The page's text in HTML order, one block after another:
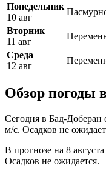
Понедельник
10 авг
Вторник
11 авг
Среда
12 авг
Обзор погоды
Сегодня в Бад-Доберан
м/с. Осадков не
В прогнозе на 8
Осадков не ожидается.